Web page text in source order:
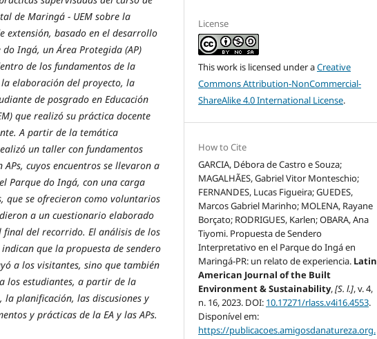
de Maringá - UEM sobre la
extensión, basado en el desarrollo
Ingá, un Área Protegida (AP)
de los fundamentos de la
elaboración del proyecto, la
de posgrado en Educación
que realizó su práctica docente
A partir de la temática
un taller con fundamentos
cuyos encuentros se llevaron a
Parque do Ingá, con una carga
se ofrecieron como voluntarios
a un cuestionario elaborado
del recorrido. El análisis de los
que la propuesta de sendero
a los visitantes, sino que también
los estudiantes, a partir de la
planificación, las discusiones y
y prácticas de la EA y las APs.
License
This work is licensed under aCreative
Commons Attribution-NonCommercial-
ShareAlike 4.0 International License.
How to Cite
GARCIA, Débora de Castro e Souza;
MAGALHÃES, Gabriel Vitor Monteschio;
FERNANDES, Lucas Figueira; GUEDES,
Marcos Gabriel Marinho; MOLENA, Rayane
Borçato; RODRIGUES, Karlen; OBARA, Ana
Tiyomi. Propuesta de Sendero
Interpretativo en el Parque do Ingá en
Maringá-PR: un relato de experiencia. Latin
American Journal of the Built
Environment & Sustainability,[S. l.], v. 4,
n. 16, 2023. DOI: 10.17271/rlass.v4i16.4553.
Disponível em:
https://publicacoes.amigosdanatureza.org.